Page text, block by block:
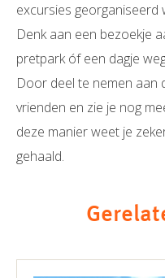
excursies georganiseerd
Denk aan een bezoekje
pretpark óf een dagje
Door deel te nemen aan
vrienden en zie je nog
deze manier weet je
gehaald.